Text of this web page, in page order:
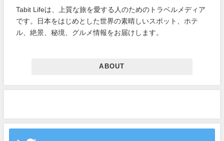
Tabit Lifeは、上質な旅を愛する人のためのトラベルメディア
です。日本をはじめとした世界の素晴しいスポット、ホテ
ル、絶景、秘境、グルメ情報をお届けします。
ABOUT